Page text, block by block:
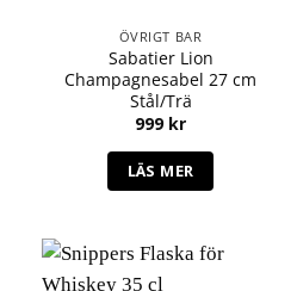
ÖVRIGT BAR
Sabatier Lion
Champagnesabel 27 cm
Stål/Trä
999 kr
LÄS MER